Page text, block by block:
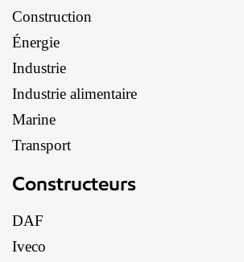
Construction
Énergie
Industrie
Industrie alimentaire
Marine
Transport
Constructeurs
DAF
Iveco